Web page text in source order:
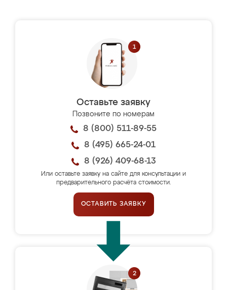
Оставьте заявку
Позвоните по номерам
8 (800) 511-89-55
8 (495) 665-24-01
8 (926) 409-68-13
Или оставьте заявку на сайте для консультации и
предварительного расчёта стоимости.
ОСТАВИТЬ ЗАЯВКУ